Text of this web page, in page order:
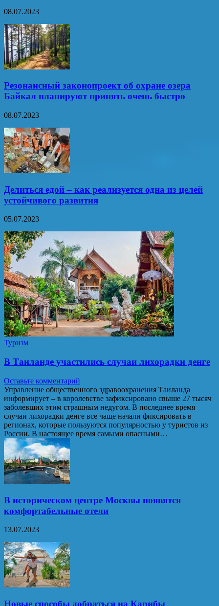
08.07.2023
Резонансный законопроект об охране озера
Байкал планируют принять очень быстро
08.07.2023
Делиться едой – как реализуется одна из целей
устойчивого развития
05.07.2023
Туризм
В Таиланде участились случаи лихорадки денге
Оставьте комментарий
Управление общественного здравоохранения Таиланда
информирует – в королевстве зафиксировано свыше 27 тысяч
заболевших этим страшным недугом. В последнее время
случаи лихорадки денге все чаще начали фиксировать в
регионах, которые пользуются популярностью у туристов из
России. В настоящее время самыми опасными…
В историческом центре Москвы появятся
комфортабельные отели
13.07.2023
Новые способы добраться на Карибы